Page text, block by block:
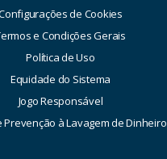
de Cookies
e Condições Gerais
Política de Uso
Equidade do Sistema
Jogo Responsável
Prevenção à Lavagem de Dinheiro